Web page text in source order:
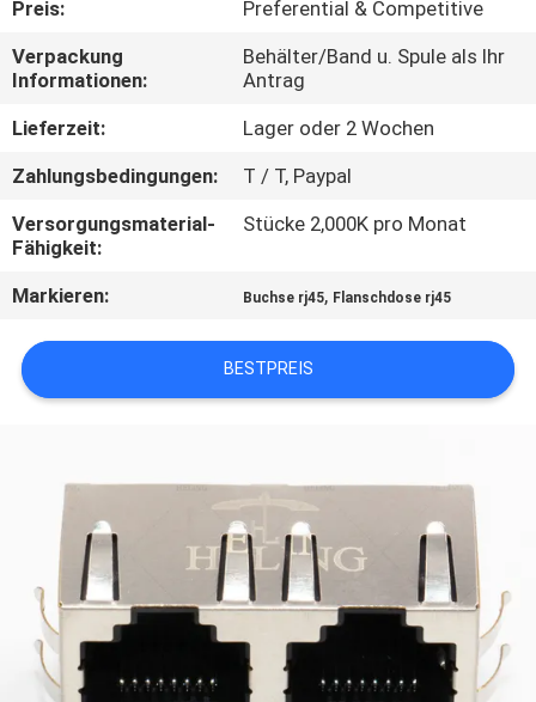
TRETEN
SIE
MIT
UNS
IN
VERBINDUNG
FORDERN
SIE
EIN
SITEMAP
PRIVACY
POLICY
Preis:
Preferential & Competitive
Verpackung
Informationen:
Behälter/Band u. Spule als Ihr
Antrag
Lieferzeit:
Lager oder 2 Wochen
Zahlungsbedingungen:
T / T, Paypal
Versorgungsmaterial-
Fähigkeit:
Stücke 2,000K pro Monat
Markieren: Buchse rj45, Flanschdose rj45
BESTPREIS